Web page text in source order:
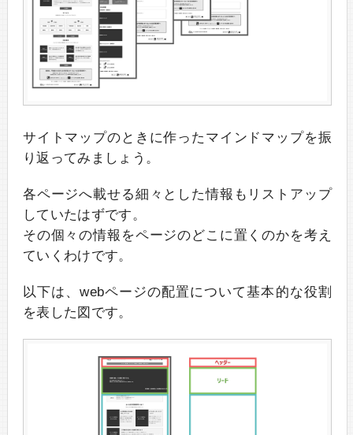
サイトマップのときに作ったマインドマップを振
り返ってみましょう。
各ページへ載せる細々とした情報もリストアップ
していたはずです。
その個々の情報をページのどこに置くのかを考え
ていくわけです。
以下は、webページの配置について基本的な役割
を表した図です。